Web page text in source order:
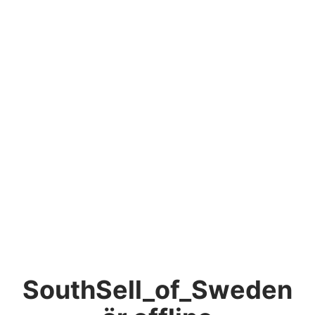
SouthSell_of_Sweden